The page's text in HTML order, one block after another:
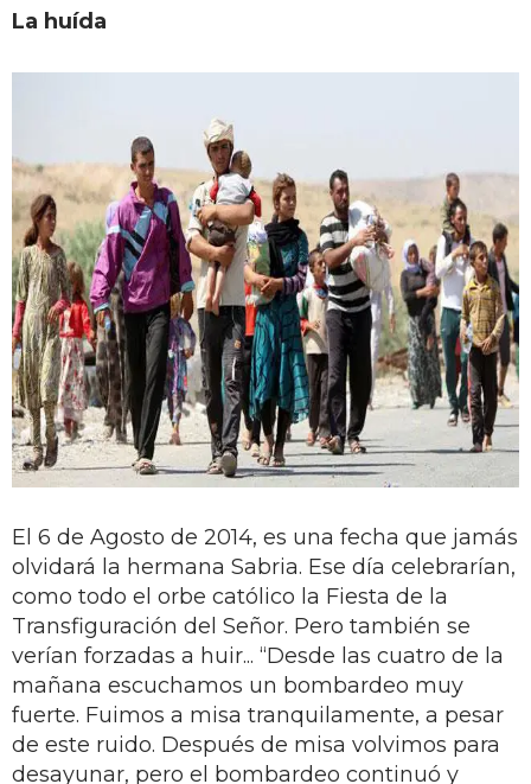
La huída
El 6 de Agosto de 2014, es una fecha que jamás
olvidará la hermana Sabria. Ese día celebrarían,
como todo el orbe católico la Fiesta de la
Transfiguración del Señor. Pero también se
verían forzadas a huir... “Desde las cuatro de la
mañana escuchamos un bombardeo muy
fuerte. Fuimos a misa tranquilamente, a pesar
de este ruido. Después de misa volvimos para
desayunar, pero el bombardeo continuó y